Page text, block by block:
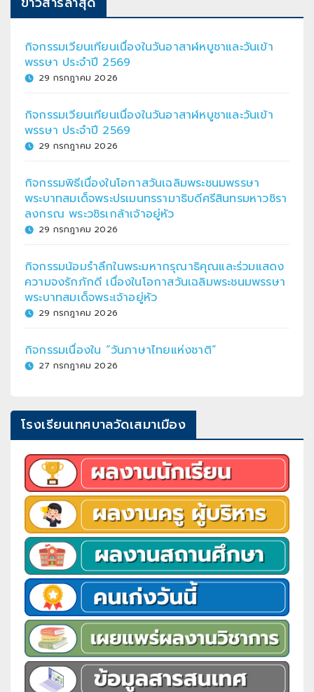
กิจกรรมเวียนเทียนเนื่องในวันอาสาฬหบูชาและวันเข้า
พรรษา ประจำปี 2569
29 กรกฎาคม 2026
กิจกรรมเวียนเทียนเนื่องในวันอาสาฬหบูชาและวันเข้า
พรรษา ประจำปี 2569
29 กรกฎาคม 2026
กิจกรรมพิธีเนื่องในโอกาสวันเฉลิมพระชนมพรรษา
พระบาทสมเด็จพระปรเมนทรรามาธิบดีศรีสินทรมหาวชิรา
ลงกรณ พระวชิรเกล้าเจ้าอยู่หัว
29 กรกฎาคม 2026
กิจกรรมน้อมรำลึกในพระมหากรุณาธิคุณและร่วมแสดง
ความจงรักภักดี เนื่องในโอกาสวันเฉลิมพระชนมพรรษา
พระบาทสมเด็จพระเจ้าอยู่หัว
29 กรกฎาคม 2026
กิจกรรมเนื่องใน “วันภาษาไทยแห่งชาติ”
27 กรกฎาคม 2026
โรงเรียนเทศบาลวัดเสมาเมือง